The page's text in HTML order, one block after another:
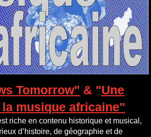
Tomorrow" & "Une
musique africaine"
riche en contenu historique et musical,
d’histoire, de géographie et de